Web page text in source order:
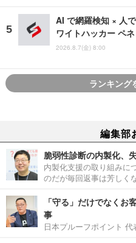
AI で網羅検知 × 人
ワイトハッカー ペ
2026.8.7(金) 8:00
ランキング
編集部
脆弱性診断の内製化、
内製化支援の取り組みに
のだが毎回返事は芳しく
「守る」だけでなくお
事
日本プルーフポイント